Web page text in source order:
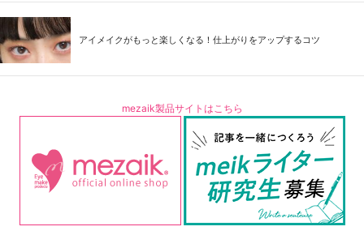
アイメイクがもっと楽しくなる！仕上がりをアップするコツ
mezaik製品サイトはこちら